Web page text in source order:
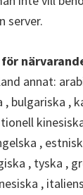
server.
för
annat:
, bulgariska ,
,
, tyska ,
,